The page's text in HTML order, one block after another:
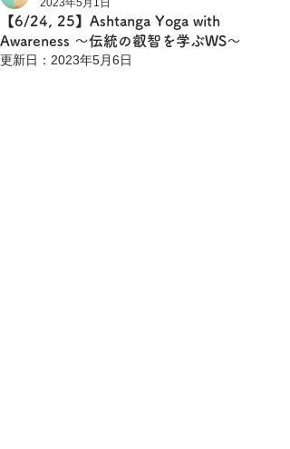
【6/24, 25】Ashtanga Yoga with
Awareness ～伝統の叡智を学ぶWS～
2023年5月1日
更新日： 2023年5月6日